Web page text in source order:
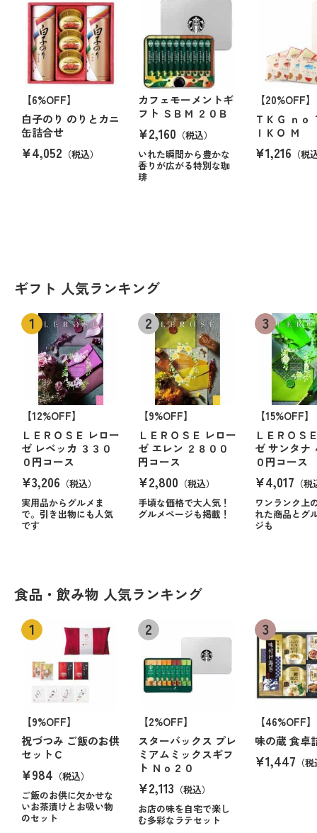
【6%OFF】
白子のり のりとカニ
缶詰合せ
¥4,052 （税込）
カフェモーメントギ
フト ＳＢＭ ２０Ｂ
¥2,160 （税込）
いれた瞬間から豊かな
香りが広がる特別な珈
琲
【20%OFF】
ＴＫＧ ｎｏ
ＩＫＯ Ｍ
¥1,216 （税
ギフト 人気ランキング
【12%OFF】
ＬＥＲＯＳＥ レロー
ゼ レベッカ ３３０
０円コース
¥3,206 （税込）
実用品からグルメま
で。引き出物にも人気
です
【9%OFF】
ＬＥＲＯＳＥ レロー
ゼ エレン ２８００
円コース
¥2,800 （税込）
手頃な価格で大人気！
グルメページも掲載！
【15%OFF】
ＬＥＲＯＳ
ゼ サンタナ
０円コース
¥4,017 （
ワンランク上
れた商品とグ
ジも
食品・飲み物 人気ランキング
【9%OFF】
祝づつみ ご飯のお供
セットＣ
¥984 （税込）
ご飯のお供に欠かせな
いお茶漬けとお吸い物
のセット
【2%OFF】
スターバックス プレ
ミアムミックスギフ
ト Ｎｏ２０
¥2,113 （税込）
お店の味を自宅で楽し
む多彩なラテセット
【46%OFF】
味の蔵 食卓
¥1,447 （